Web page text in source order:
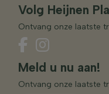
Volg Heijnen
Ontvang onze laatste
Meld u nu aan!
Ontvang onze laatste